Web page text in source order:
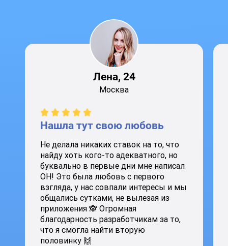
Лена, 24
Москва
Нашла тут свою любовь
Не делала никаких ставок на то, что
найду хоть кого-то адекватного, но
буквально в первые дни мне написал
ОН! Это была любовь с первого
взгляда, у нас совпали интересы и мы
общались сутками, не вылезая из
приложения 🙈 Огромная
благодарность разработчикам за то,
что я смогла найти вторую
половинку 🙌